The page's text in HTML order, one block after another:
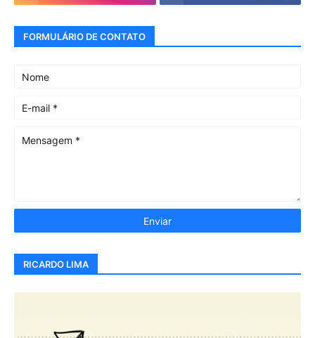
FORMULÁRIO DE CONTATO
RICARDO LIMA